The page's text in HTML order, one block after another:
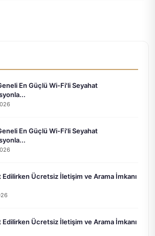
En Güçlü Wi-Fi'li Seyahat
En Güçlü Wi-Fi'li Seyahat
Edilirken Ücretsiz İletişim ve Arama İmkanı
Edilirken Ücretsiz İletişim ve Arama İmkanı